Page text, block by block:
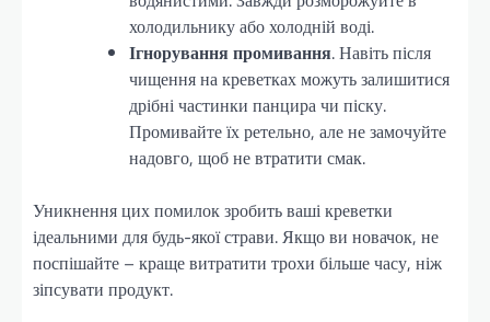
холодильнику або холодній воді.
Ігнорування промивання. Навіть після
чищення на креветках можуть залишитися
дрібні частинки панцира чи піску.
Промивайте їх ретельно, але не замочуйте
надовго, щоб не втратити смак.
Уникнення цих помилок зробить ваші креветки
ідеальними для будь-якої страви. Якщо ви новачок, не
поспішайте – краще витратити трохи більше часу, ніж
зіпсувати продукт.